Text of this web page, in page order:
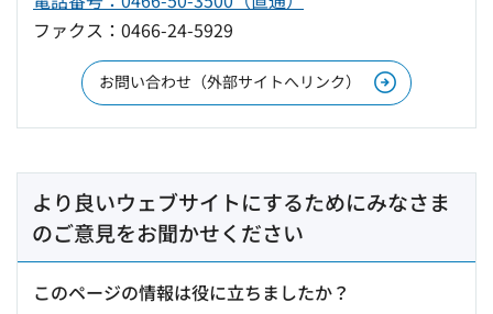
ファクス：0466-24-5929
お問い合わせ（外部サイトへリンク）
より良いウェブサイトにするためにみなさま
のご意見をお聞かせください
このページの情報は役に立ちましたか？